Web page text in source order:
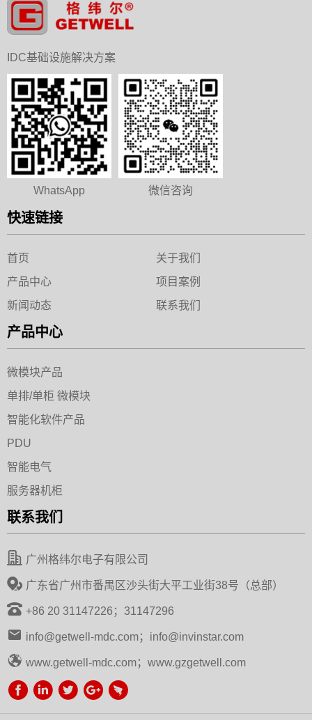
IDC基础设施解决方案
WhatsApp 微信咨询
快速链接
首页
关于我们
产品中心
项目案例
新闻动态
联系我们
产品中心
微模块产品
单排/单柜 微模块
智能化软件产品
PDU
智能电气
服务器机柜
联系我们
广州格纬尔电子有限公司
广东省广州市番禺区沙头街大平工业街38号（总部）
+86 20 31147226；31147296
info@getwell-mdc.com；info@invinstar.com
www.getwell-mdc.com；www.gzgetwell.com